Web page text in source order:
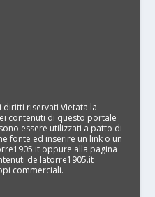
diritti riservati Vietata la
contenuti di questo portale
essere utilizzati a patto di
fonte ed inserire un link o un
oppure alla pagina
de latorre1905.it
commerciali.